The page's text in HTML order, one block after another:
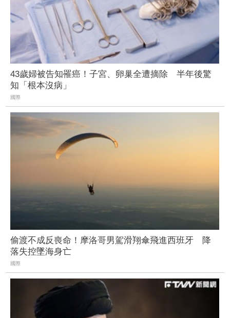
43歲婦被告知罹癌！子宮、卵巢全遭摘除 半年後驚
知「根本沒病」
國際
偷渡不成反喪命！摩洛哥男駕滑翔傘飛進西班牙 降
落失控墜海身亡
國際